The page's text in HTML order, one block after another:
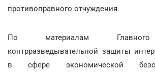
противоправного отчуждения.
По материалам Главного
контрразведывательной защиты
в сфере экономической